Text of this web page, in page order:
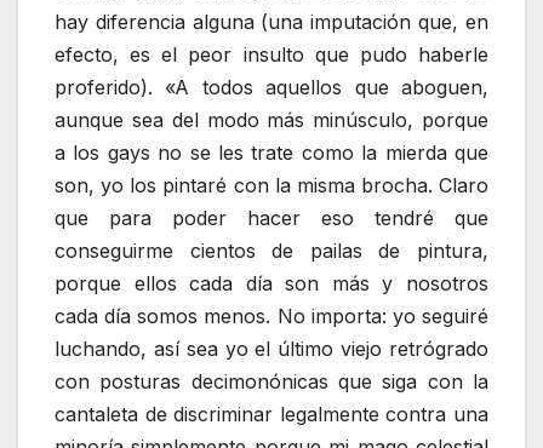
hay diferencia alguna (una imputación que, en
efecto, es el peor insulto que pudo haberle
proferido). «A todos aquellos que aboguen,
aunque sea del modo más minúsculo, porque
a los gays no se les trate como la mierda que
son, yo los pintaré con la misma brocha. Claro
que para poder hacer eso tendré que
conseguirme cientos de pailas de pintura,
porque ellos cada día son más y nosotros
cada día somos menos. No importa: yo seguiré
luchando, así sea yo el último viejo retrógrado
con posturas decimonónicas que siga con la
cantaleta de discriminar legalmente contra una